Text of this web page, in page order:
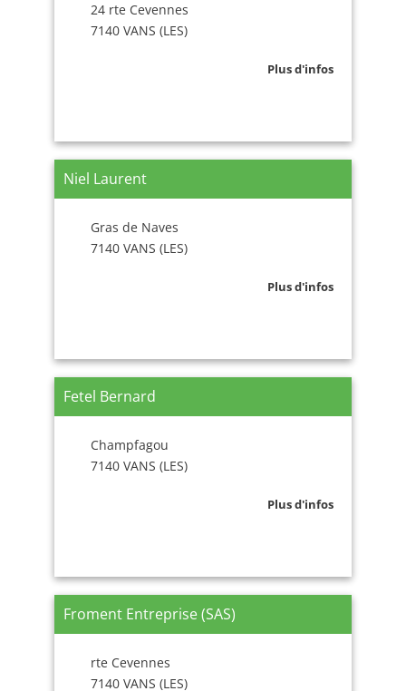
24 rte Cevennes
7140 VANS (LES)
Plus d'infos
Niel Laurent
Gras de Naves
7140 VANS (LES)
Plus d'infos
Fetel Bernard
Champfagou
7140 VANS (LES)
Plus d'infos
Froment Entreprise (SAS)
rte Cevennes
7140 VANS (LES)